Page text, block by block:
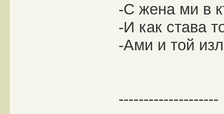
-С жена ми в
-И как става
-Ами и той
--------------------